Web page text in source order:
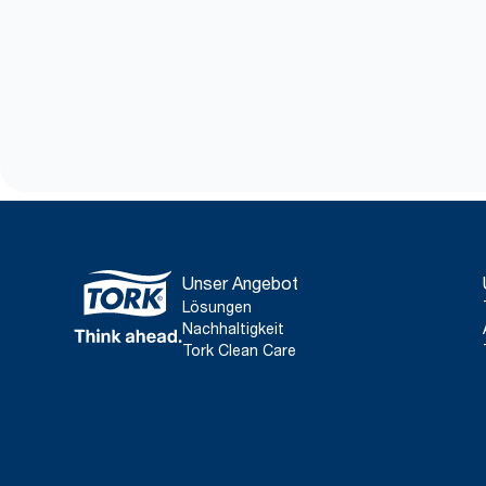
Unser Angebot
Lösungen
Nachhaltigkeit
Tork Clean Care